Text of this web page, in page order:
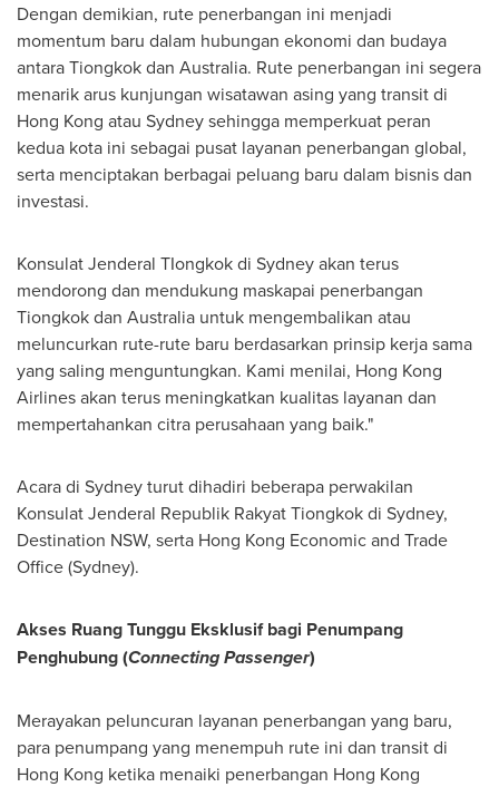
Dengan demikian, rute penerbangan ini menjadi
momentum baru dalam hubungan ekonomi dan budaya
antara Tiongkok dan Australia. Rute penerbangan ini segera
menarik arus kunjungan wisatawan asing yang transit di
Hong Kong atau Sydney sehingga memperkuat peran
kedua kota ini sebagai pusat layanan penerbangan global,
serta menciptakan berbagai peluang baru dalam bisnis dan
investasi.
Konsulat Jenderal TIongkok di Sydney akan terus
mendorong dan mendukung maskapai penerbangan
Tiongkok dan Australia untuk mengembalikan atau
meluncurkan rute-rute baru berdasarkan prinsip kerja sama
yang saling menguntungkan. Kami menilai, Hong Kong
Airlines akan terus meningkatkan kualitas layanan dan
mempertahankan citra perusahaan yang baik."
Acara di Sydney turut dihadiri beberapa perwakilan
Konsulat Jenderal Republik Rakyat Tiongkok di Sydney,
Destination NSW, serta Hong Kong Economic and Trade
Office (Sydney).
Akses Ruang Tunggu Eksklusif bagi Penumpang
Penghubung (Connecting Passenger)
Merayakan peluncuran layanan penerbangan yang baru,
para penumpang yang menempuh rute ini dan transit di
Hong Kong ketika menaiki penerbangan Hong Kong